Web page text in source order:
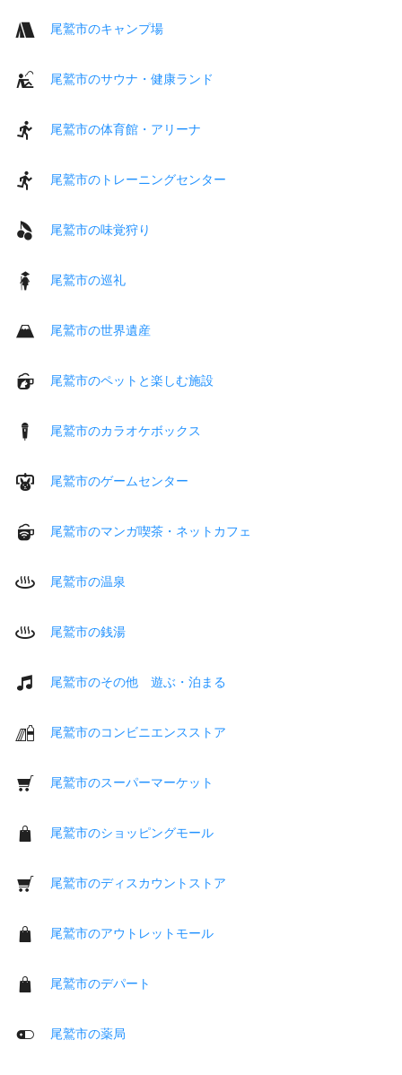
尾鷲市のキャンプ場
尾鷲市のサウナ・健康ランド
尾鷲市の体育館・アリーナ
尾鷲市のトレーニングセンター
尾鷲市の味覚狩り
尾鷲市の巡礼
尾鷲市の世界遺産
尾鷲市のペットと楽しむ施設
尾鷲市のカラオケボックス
尾鷲市のゲームセンター
尾鷲市のマンガ喫茶・ネットカフェ
尾鷲市の温泉
尾鷲市の銭湯
尾鷲市のその他 遊ぶ・泊まる
尾鷲市のコンビニエンスストア
尾鷲市のスーパーマーケット
尾鷲市のショッピングモール
尾鷲市のディスカウントストア
尾鷲市のアウトレットモール
尾鷲市のデパート
尾鷲市の薬局